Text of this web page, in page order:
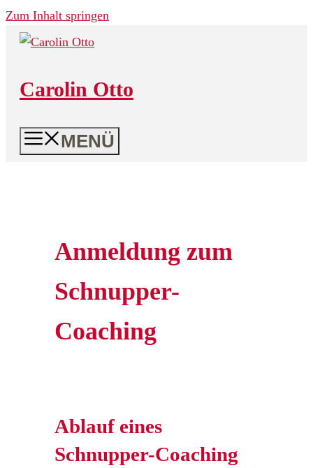
Zum Inhalt springen
Carolin Otto
MENÜ
Anmeldung zum
Schnupper-
Coaching
Ablauf eines
Schnupper-Coaching